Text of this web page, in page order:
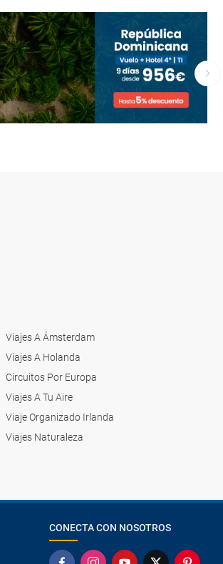
Viajes A Ámsterdam
Viajes A Holanda
Circuitos Por Europa
Viajes A Tu Aire
Viaje Organizado Irlanda
Viajes Naturaleza
CONECTA CON NOSOTROS